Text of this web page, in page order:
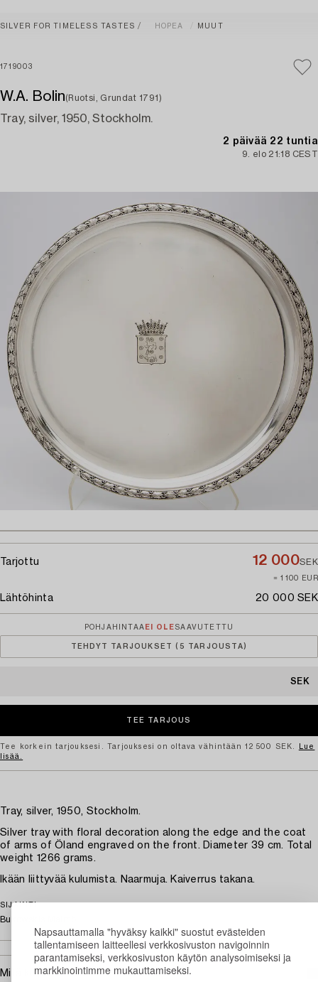
Napsauttamalla "hyväksy kaikki" suostut evästeiden
tallentamiseen laitteellesi verkkosivuston navigoinnin
parantamiseksi, verkkosivuston käytön analysoimiseksi ja
markkinointimme mukauttamiseksi.
SILVER FOR TIMELESS TASTES HOPEA MUUT
1719003
W.A. Bolin(Ruotsi, Grundat 1791)
Tray, silver, 1950, Stockholm.
2 päivää 22 tuntia
9. elo 21:18 CEST
Tarjottu 12 000SEK
≈ 1 100 EUR
Lähtöhinta 20 000 SEK
POHJAHINTAA EI OLE SAAVUTETTU
TEHDYT TARJOUKSET (5 TARJOUSTA)
SEK
Tee korkein tarjouksesi. Tarjouksesi on oltava vähintään 12 500 SEK.
Lue
lisää.
Tray, silver, 1950, Stockholm.
Silver tray with floral decoration along the edge and the coat
of arms of Öland engraved on the front. Diameter 39 cm. Total
weight 1266 grams.
Ikään liittyvää kulumista. Naarmuja. Kaiverrus takana.
SIJAINTI
Bukowskis Malmö
Mitä kuljetus maksaa?